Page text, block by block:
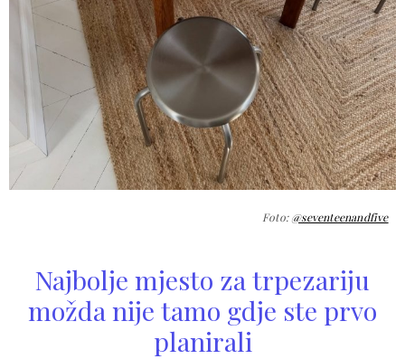
Foto:@seventeenandfive
Najbolje mjesto za trpezariju
možda nije tamo gdje ste prvo
planirali